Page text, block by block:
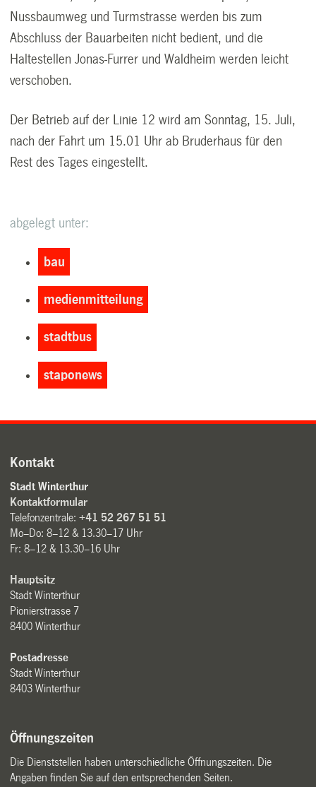
Nussbaumweg und Turmstrasse werden bis zum
Abschluss der Bauarbeiten nicht bedient, und die
Haltestellen Jonas-Furrer und Waldheim werden leicht
verschoben.
Der Betrieb auf der Linie 12 wird am Sonntag, 15. Juli,
nach der Fahrt um 15.01 Uhr ab Bruderhaus für den
Rest des Tages eingestellt.
abgelegt unter:
bau
medienmitteilung
stadtbus
staponews
Kontakt
Stadt Winterthur
Kontaktformular
Telefonzentrale:+41 52 267 51 51
Mo–Do: 8–12 & 13.30–17 Uhr
Fr: 8–12 & 13.30–16 Uhr
Hauptsitz
Stadt Winterthur
Pionierstrasse 7
8400 Winterthur
Postadresse
Stadt Winterthur
8403 Winterthur
Öffnungszeiten
Die Dienststellen haben unterschiedliche Öffnungszeiten. Die
Angaben finden Sie auf den entsprechenden Seiten.